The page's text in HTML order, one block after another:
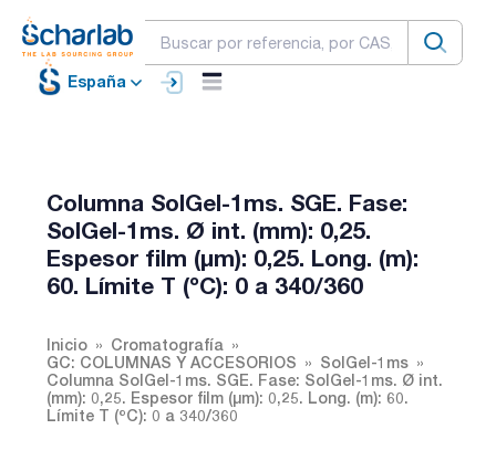
España
Columna SolGel-1ms. SGE. Fase:
SolGel-1ms. Ø int. (mm): 0,25.
Espesor film (µm): 0,25. Long. (m):
60. Límite T (ºC): 0 a 340/360
Inicio
Cromatografía
GC: COLUMNAS Y ACCESORIOS
SolGel-1ms
Columna SolGel-1ms. SGE. Fase: SolGel-1ms. Ø int.
(mm): 0,25. Espesor film (µm): 0,25. Long. (m): 60.
Límite T (ºC): 0 a 340/360